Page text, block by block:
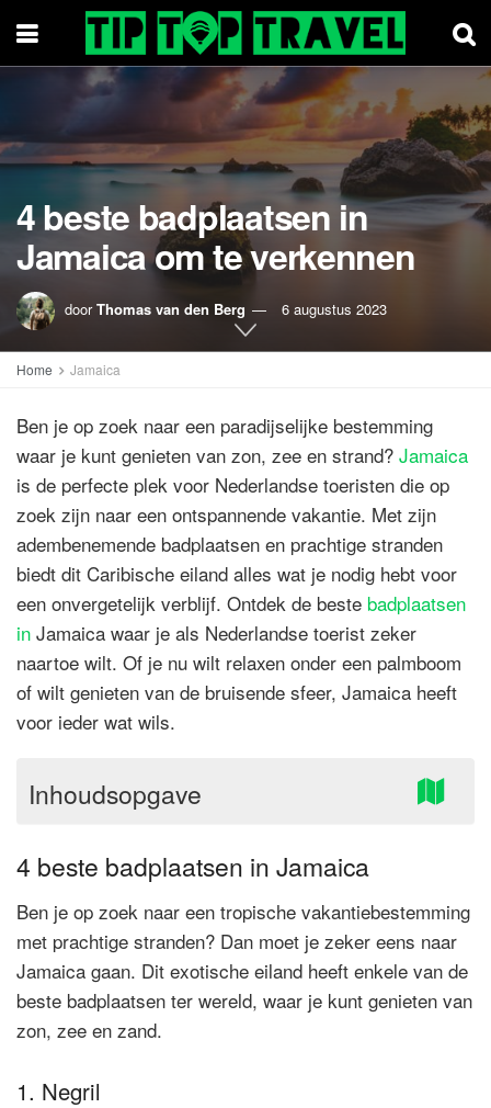
4 beste badplaatsen in
Jamaica om te verkennen
door Thomas van den Berg 6 augustus 2023
Home Jamaica
Ben je op zoek naar een paradijselijke bestemming
waar je kunt genieten van zon, zee en strand? Jamaica
is de perfecte plek voor Nederlandse toeristen die op
zoek zijn naar een ontspannende vakantie. Met zijn
adembenemende badplaatsen en prachtige stranden
biedt dit Caribische eiland alles wat je nodig hebt voor
een onvergetelijk verblijf. Ontdek de beste badplaatsen
in Jamaica waar je als Nederlandse toerist zeker
naartoe wilt. Of je nu wilt relaxen onder een palmboom
of wilt genieten van de bruisende sfeer, Jamaica heeft
voor ieder wat wils.
Inhoudsopgave
4 beste badplaatsen in Jamaica
Ben je op zoek naar een tropische vakantiebestemming
met prachtige stranden? Dan moet je zeker eens naar
Jamaica gaan. Dit exotische eiland heeft enkele van de
beste badplaatsen ter wereld, waar je kunt genieten van
zon, zee en zand.
1. Negril